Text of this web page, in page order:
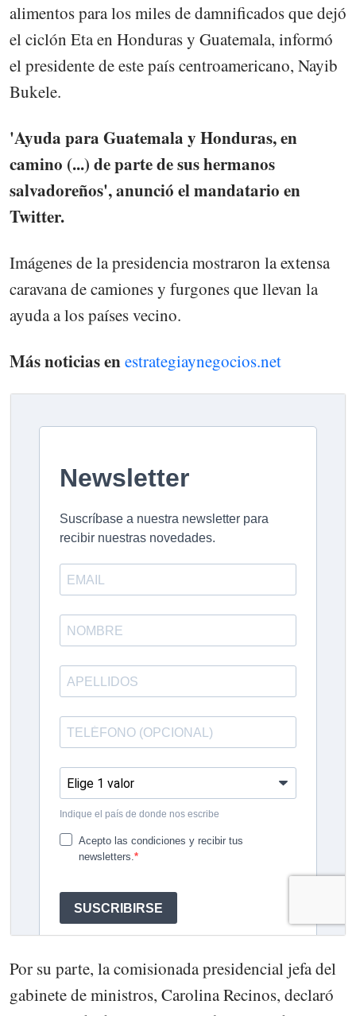
alimentos para los miles de damnificados que dejó
el ciclón Eta en Honduras y Guatemala, informó
el presidente de este país centroamericano, Nayib
Bukele.
'Ayuda para Guatemala y Honduras, en
camino (...) de parte de sus hermanos
salvadoreños', anunció el mandatario en
Twitter.
Imágenes de la presidencia mostraron la extensa
caravana de camiones y furgones que llevan la
ayuda a los países vecino.
Más noticias enestrategiaynegocios.net
Por su parte, la comisionada presidencial jefa del
gabinete de ministros, Carolina Recinos, declaró